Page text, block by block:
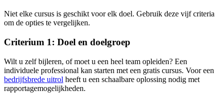
Niet elke cursus is geschikt voor elk doel. Gebruik deze vijf criteria
om de opties te vergelijken.
Criterium 1: Doel en doelgroep
Wilt u zelf bijleren, of moet u een heel team opleiden? Een
individuele professional kan starten met een gratis cursus. Voor een
bedrijfsbrede uitrol heeft u een schaalbare oplossing nodig met
rapportagemogelijkheden.